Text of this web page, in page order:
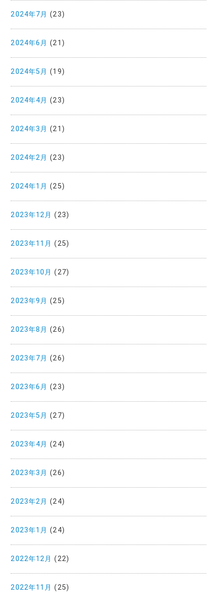
2024年7月 (23)
2024年6月 (21)
2024年5月 (19)
2024年4月 (23)
2024年3月 (21)
2024年2月 (23)
2024年1月 (25)
2023年12月 (23)
2023年11月 (25)
2023年10月 (27)
2023年9月 (25)
2023年8月 (26)
2023年7月 (26)
2023年6月 (23)
2023年5月 (27)
2023年4月 (24)
2023年3月 (26)
2023年2月 (24)
2023年1月 (24)
2022年12月 (22)
2022年11月 (25)